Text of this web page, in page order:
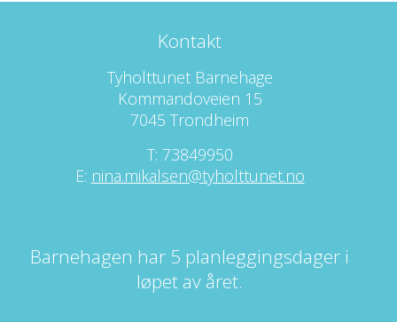
Kontakt
Tyholttunet Barnehage
Kommandoveien 15
7045 Trondheim
T: 73849950
E: nina.mikalsen@tyholttunet.no
Barnehagen har 5 planleggingsdager i
løpet av året.